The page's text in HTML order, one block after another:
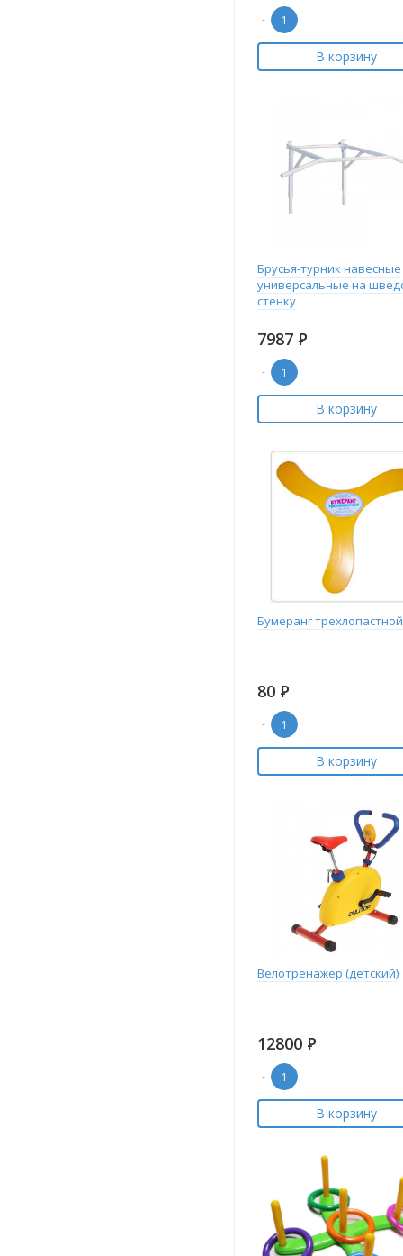
-
В корзину
Брусья-турник навесные
универсальные на
стенку
7987 Р
-
В корзину
Бумеранг трехлопастной
80 Р
-
В корзину
Велотренажер (детский)
12800 Р
-
В корзину